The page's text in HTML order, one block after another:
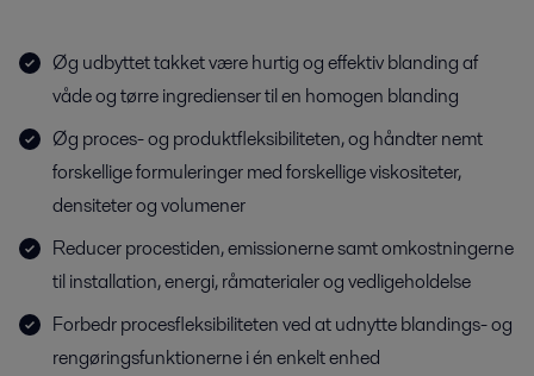
Øg udbyttet takket være hurtig og effektiv blanding af
våde og tørre ingredienser til en homogen blanding
Øg proces- og produktfleksibiliteten, og håndter nemt
forskellige formuleringer med forskellige viskositeter,
densiteter og volumener
Reducer procestiden, emissionerne samt omkostningerne
til installation, energi, råmaterialer og vedligeholdelse
Forbedr procesfleksibiliteten ved at udnytte blandings- og
rengøringsfunktionerne i én enkelt enhed